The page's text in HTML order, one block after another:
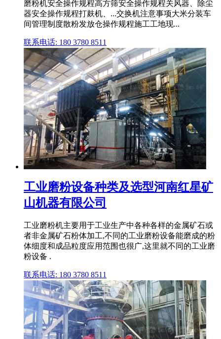
磨粉机安全操作规程高方筛安全操作规程关风器、除尘
器安全操作规程打麸机、...交换机注意事项大米分装车
间管理制度散粉发放仓操作规程施工工地现...
联系电话: 180 3780 8511
工业磨粉设备种类及选型河南红星矿
山机器有限公司
工业磨粉机主要用于工业生产中各种各样的金属矿石或
者非金属矿石粉体加工,不同的工业磨粉设备能磨成的粉
体细度和成品粒度应用范围也很广,这里就不同的工业磨
粉设备 .
联系电话: 180 3780 8511